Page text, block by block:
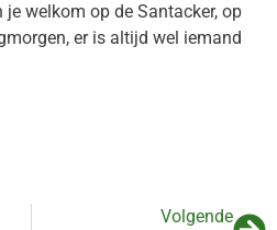
welkom op de Santacker, op
er is altijd wel iemand
Volgende